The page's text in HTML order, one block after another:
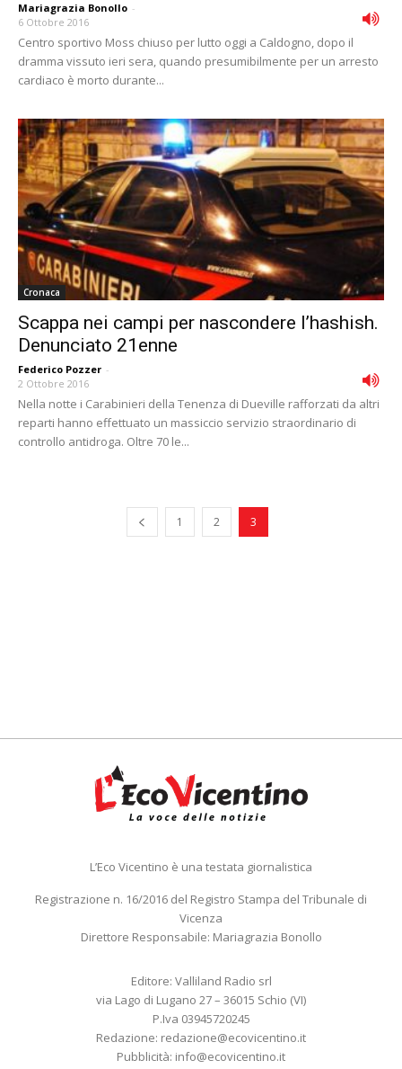
Mariagrazia Bonollo -
6 Ottobre 2016
Centro sportivo Moss chiuso per lutto oggi a Caldogno, dopo il
dramma vissuto ieri sera, quando presumibilmente per un arresto
cardiaco è morto durante...
Cronaca
Scappa nei campi per nascondere l’hashish.
Denunciato 21enne
Federico Pozzer -
2 Ottobre 2016
Nella notte i Carabinieri della Tenenza di Dueville rafforzati da altri
reparti hanno effettuato un massiccio servizio straordinario di
controllo antidroga. Oltre 70 le...
1 2 3
L’Eco Vicentino è una testata giornalistica
Registrazione n. 16/2016 del Registro Stampa del Tribunale di
Vicenza
Direttore Responsabile: Mariagrazia Bonollo
Editore: Valliland Radio srl
via Lago di Lugano 27 – 36015 Schio (VI)
P.Iva 03945720245
Redazione: redazione@ecovicentino.it
Pubblicità: info@ecovicentino.it